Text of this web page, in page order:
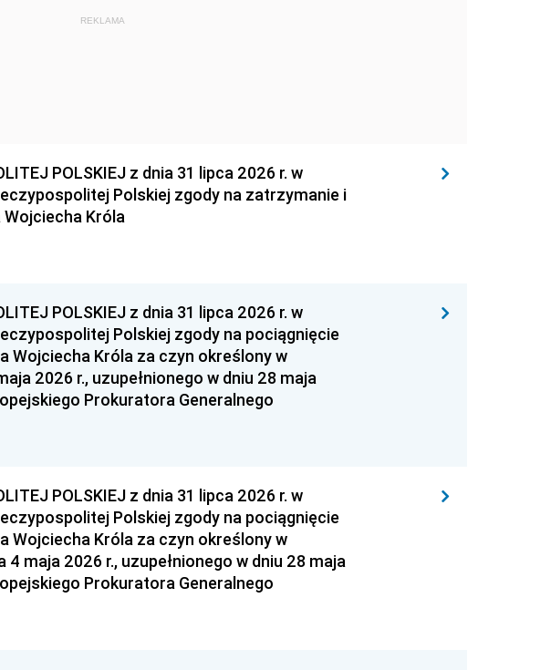
REKLAMA
POLSKIEJ z dnia 31 lipca 2026 r. w
Polskiej zgody na zatrzymanie i
Króla
POLSKIEJ z dnia 31 lipca 2026 r. w
Polskiej zgody na pociągnięcie
Wojciecha Króla za czyn określony w
2026 r., uzupełnionego w dniu 28 maja
Prokuratora Generalnego
POLSKIEJ z dnia 31 lipca 2026 r. w
Polskiej zgody na pociągnięcie
Wojciecha Króla za czyn określony w
maja 2026 r., uzupełnionego w dniu 28 maja
Prokuratora Generalnego